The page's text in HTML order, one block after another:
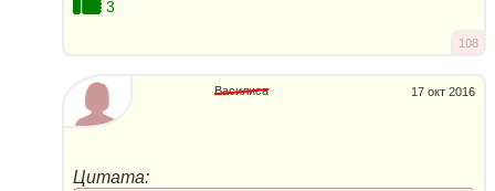
3
108
17 окт 2016
Василиса
Цитата: